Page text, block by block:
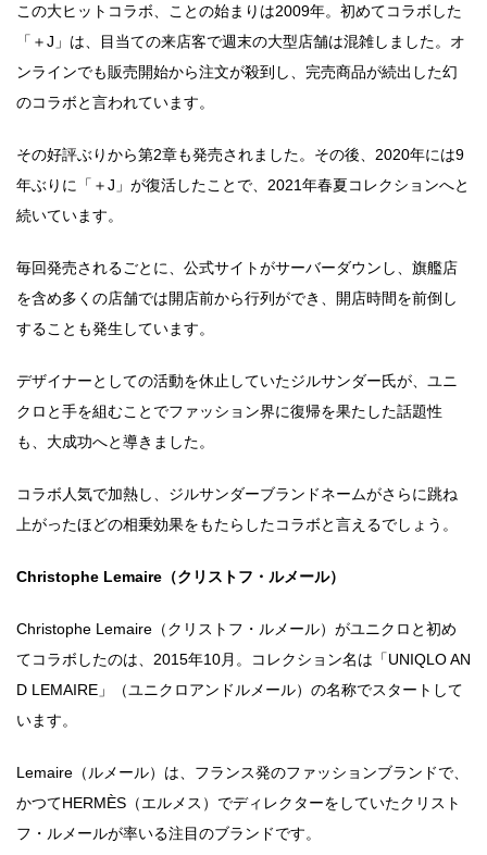
この大ヒットコラボ、ことの始まりは2009年。初めてコラボした
「＋J」は、目当ての来店客で週末の大型店舗は混雑しました。オ
ンラインでも販売開始から注文が殺到し、完売商品が続出した幻
のコラボと言われています。
その好評ぶりから第2章も発売されました。その後、2020年には9
年ぶりに「＋J」が復活したことで、2021年春夏コレクションへと
続いています。
毎回発売されるごとに、公式サイトがサーバーダウンし、旗艦店
を含め多くの店舗では開店前から行列ができ、開店時間を前倒し
することも発生しています。
デザイナーとしての活動を休止していたジルサンダー氏が、ユニ
クロと手を組むことでファッション界に復帰を果たした話題性
も、大成功へと導きました。
コラボ人気で加熱し、ジルサンダーブランドネームがさらに跳ね
上がったほどの相乗効果をもたらしたコラボと言えるでしょう。
Christophe Lemaire（クリストフ・ルメール）
Christophe Lemaire（クリストフ・ルメール）がユニクロと初め
てコラボしたのは、2015年10月。コレクション名は「UNIQLO AN
D LEMAIRE」（ユニクロアンドルメール）の名称でスタートして
います。
Lemaire（ルメール）は、フランス発のファッションブランドで、
かつてHERMÈS（エルメス）でディレクターをしていたクリスト
フ・ルメールが率いる注目のブランドです。